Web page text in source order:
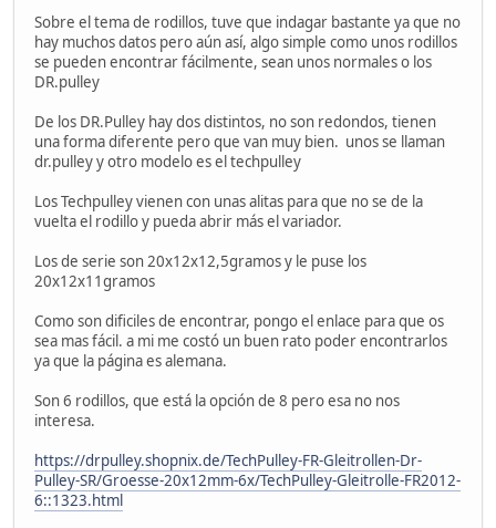
Sobre el tema de rodillos, tuve que indagar bastante ya que no
hay muchos datos pero aún así, algo simple como unos rodillos
se pueden encontrar fácilmente, sean unos normales o los
DR.pulley
De los DR.Pulley hay dos distintos, no son redondos, tienen
una forma diferente pero que van muy bien. unos se llaman
dr.pulley y otro modelo es el techpulley
Los Techpulley vienen con unas alitas para que no se de la
vuelta el rodillo y pueda abrir más el variador.
Los de serie son 20x12x12,5gramos y le puse los
20x12x11gramos
Como son dificiles de encontrar, pongo el enlace para que os
sea mas fácil. a mi me costó un buen rato poder encontrarlos
ya que la página es alemana.
Son 6 rodillos, que está la opción de 8 pero esa no nos
interesa.
https://drpulley.shopnix.de/TechPulley-FR-Gleitrollen-Dr-
Pulley-SR/Groesse-20x12mm-6x/TechPulley-Gleitrolle-FR2012-
6::1323.html